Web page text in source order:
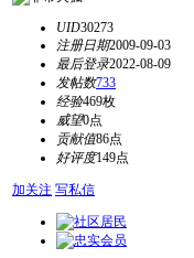
UID30273
注册日期2009-09-03
最后登录2022-08-09
发帖数733
经验469枚
威望0点
贡献值86点
好评度149点
加关注 写私信